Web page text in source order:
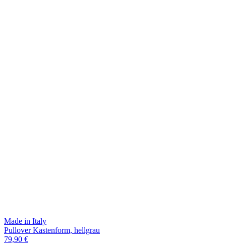
Made in Italy
Pullover Kastenform, hellgrau
79,90 €